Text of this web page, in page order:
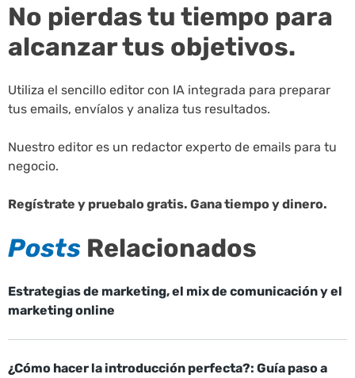
No pierdas tu tiempo para
alcanzar tus objetivos.
Utiliza el sencillo editor con IA integrada para preparar
tus emails, envíalos y analiza tus resultados.
Nuestro editor es un redactor experto de emails para tu
negocio.
Regístrate y pruebalo gratis. Gana tiempo y dinero.
Posts Relacionados
Estrategias de marketing, el mix de comunicación y el
marketing online
¿Cómo hacer la introducción perfecta?: Guía paso a